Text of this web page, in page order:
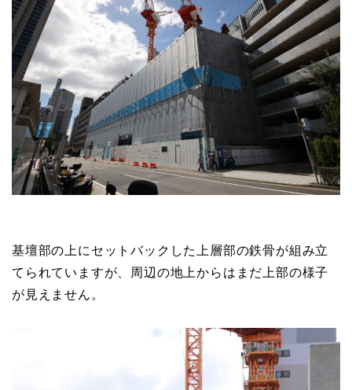
基壇部の上にセットバックした上層部の鉄骨が組み立
てられていますが、周辺の地上からはまだ上部の様子
が見えません。